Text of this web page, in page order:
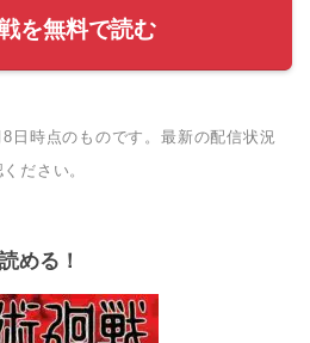
を無料で読む
日時点のものです。最新の配信状況
ださい。
める！